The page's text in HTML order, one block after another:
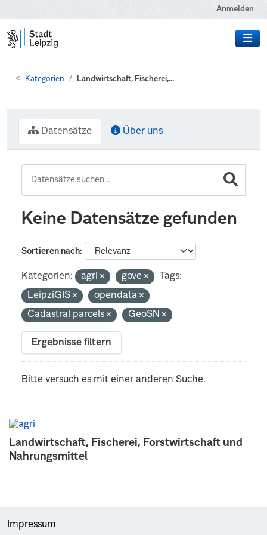
Anmelden
Kategorien Landwirtschaft, Fischerei,...
Landwirtschaft, Fischerei, Forstwirtschaft und
Nahrungsmittel
Datensätze Über uns
Keine Datensätze gefunden
Sortieren nach
Kategorien: agri gove
Tags:
LeipziGIS
opendata
Cadastral parcels
GeoSN
Ergebnisse filtern
Bitte versuch es mit einer anderen Suche.
Impressum